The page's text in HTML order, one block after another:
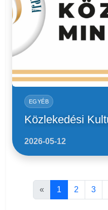
EGYÉB
Közlekedési
2026-05-12
« 1 2 3